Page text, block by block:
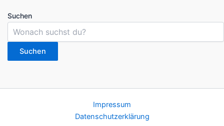
Suchen
Suchen
Impressum
Datenschutzerklärung